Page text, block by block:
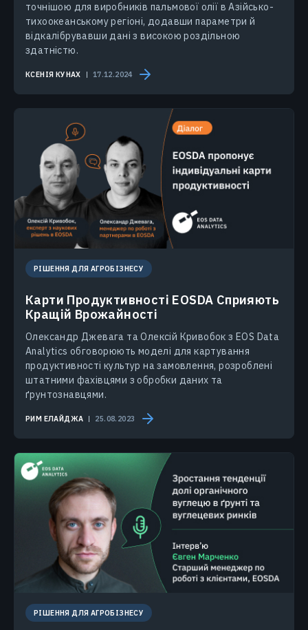
точнішою для виробників пальмової олії в Азійсько-
тихоокеанському регіоні, додавши параметри й
відкалібрувавши дані з високою роздільною
здатністю.
КСЕНІЯ КУНАХ 17.12.2024
РІШЕННЯ ДЛЯ АГРОБІЗНЕСУ
Карти Продуктивності EOSDA Сприяють
Кращій Врожайності
Олександр Джевага та Олексій Кривобок з EOS Data
Analytics обговорюють моделі для картування
продуктивності культур на замовлення, розроблені
штатними фахівцями з обробки даних та
ґрунтознавцями.
РИМ ЕЛАЙДЖА 25.08.2023
РІШЕННЯ ДЛЯ АГРОБІЗНЕСУ